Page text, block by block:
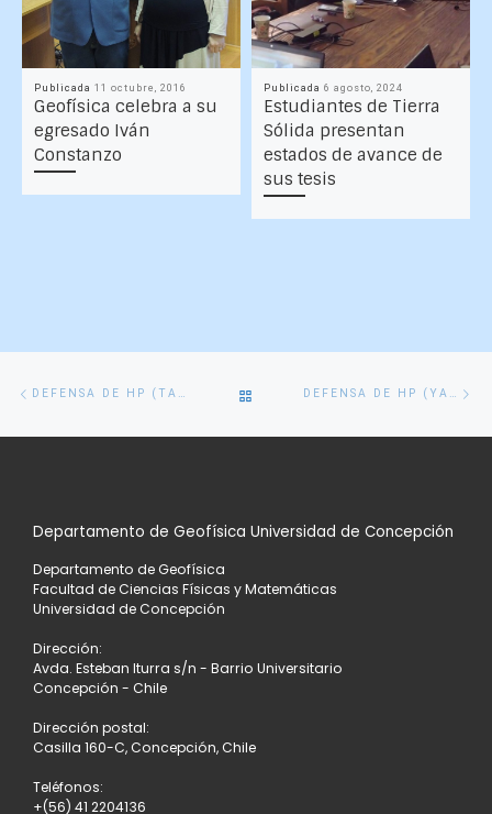
Publicada 11 octubre, 2016
Geofísica celebra a su
egresado Iván
Constanzo
Publicada 6 agosto, 2024
Estudiantes de Tierra
Sólida presentan
estados de avance de
sus tesis
Navegación
de
entradas
Entrada
DEFENSA DE HP (TANIA RIVAS) VOLVER
A
LISTA
DEFENSA DE HP (YAZMINA R.)
Departamento de Geofísica Universidad de Concepción
Departamento de Geofísica
Facultad de Ciencias Físicas y Matemáticas
Universidad de Concepción
Dirección:
Avda. Esteban Iturra s/n - Barrio Universitario
Concepción - Chile
Dirección postal:
Casilla 160-C, Concepción, Chile
Teléfonos:
+(56) 41 2204136